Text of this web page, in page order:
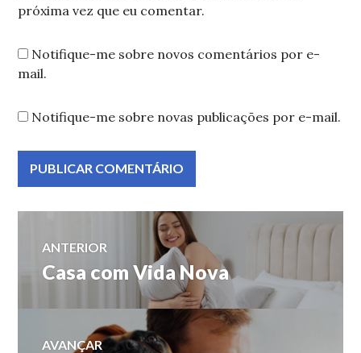
próxima vez que eu comentar.
Notifique-me sobre novos comentários por e-
mail.
Notifique-me sobre novas publicações por e-mail.
Navegação
de
Post
ANTERIOR
Post
Casa com Vida Nova
AVANÇAR